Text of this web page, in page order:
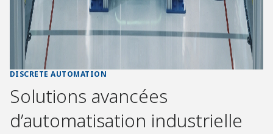
DISCRETE AUTOMATION
Solutions avancées
d’automatisation industrielle